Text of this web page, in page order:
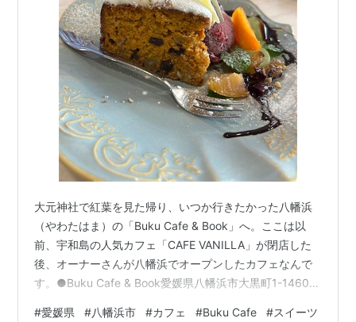
大元神社で紅葉を見た帰り、いつか行きたかった八幡浜
（やわたはま）の「Buku Cafe & Book」へ。ここは以
前、宇和島の人気カフェ「CAFE VANILLA」が閉店した
後、オーナーさんが八幡浜でオープンしたカフェなんで
す。●Buku Cafe & Book愛媛県八幡浜市大黒町1-1460-
#愛媛県 #八幡浜市 #カフェ #Buku Cafe #スイーツ